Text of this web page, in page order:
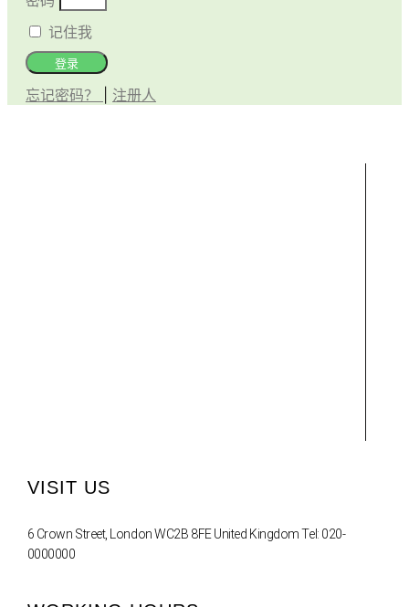
记住我
登录
忘记密码？ 注册人
VISIT US
6 Crown Street, London WC2B 8FE United Kingdom Tel: 020-
0000000